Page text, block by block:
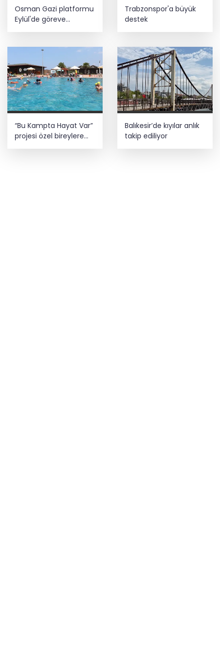
Osman Gazi platformu
Eylül'de göreve
başlayacak... Gabar’da
83 bin 200 varile ulaştı
Trabzonspor'a büyük
destek
“Bu Kampta Hayat Var”
projesi özel bireylere
Balıkesir’de kıyılar anlık
takip ediliyor